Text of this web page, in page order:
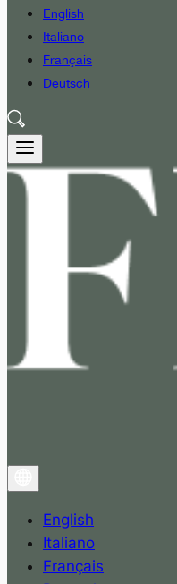
English
Italiano
Français
Deutsch
English
Italiano
Français